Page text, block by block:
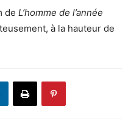
de L’homme de l’année
à la hauteur de